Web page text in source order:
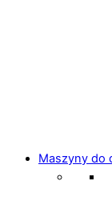
Maszyny do